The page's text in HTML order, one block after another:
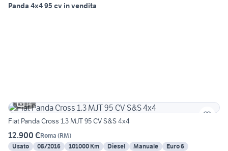
Panda 4x4 95 cv in vendita
14
Fiat Panda Cross 1.3 MJT 95 CV S&S 4x4
12.900 €Roma (RM)
Usato
08/2016 101000 Km Diesel Manuale
Euro 6